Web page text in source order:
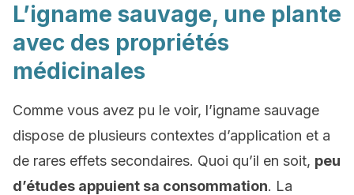
L’igname sauvage, une plante
avec des propriétés
médicinales
Comme vous avez pu le voir, l’igname sauvage
dispose de plusieurs contextes d’application et a
de rares effets secondaires. Quoi qu’il en soit, peu
d’études appuient sa consommation. La